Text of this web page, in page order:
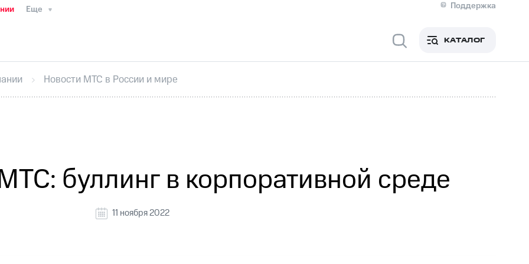
Еще
Поддержка
Медиа-центр
ИнтервьюФинансовая отчетностьКонтактыНовости в регионе
секретарьРаскрытие информации
кабинет акционераАкционерный капиталКонтроль и аудитРынок акций
КАТАЛОГ
Новости МТС в России и мире
буллинг в корпоративной среде
11 ноября 2022